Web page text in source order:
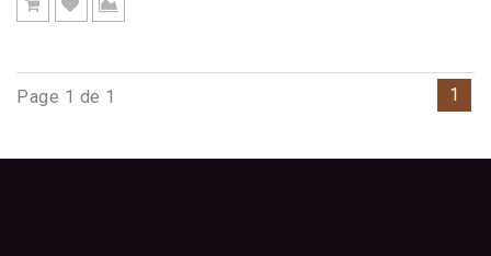
Page 1 de 1 1